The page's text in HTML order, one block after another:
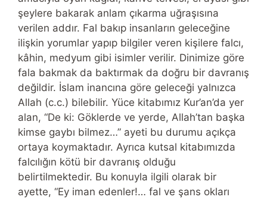
şeylere bakarak anlam çıkarma uğraşısına
verilen addır. Fal bakıp insanların geleceğine
ilişkin yorumlar yapıp bilgiler veren kişilere falcı,
kâhin, medyum gibi isimler verilir. Dinimize göre
fala bakmak da baktırmak da doğru bir davranış
değildir. İslam inancına göre geleceği yalnızca
Allah (c.c.) bilebilir. Yüce kitabımız Kur’an’da yer
alan, “De ki: Göklerde ve yerde, Allah’tan başka
kimse gaybı bilmez…” ayeti bu durumu açıkça
ortaya koymaktadır. Ayrıca kutsal kitabımızda
falcılığın kötü bir davranış olduğu
belirtilmektedir. Bu konuyla ilgili olarak bir
ayette, “Ey iman edenler!… fal ve şans okları